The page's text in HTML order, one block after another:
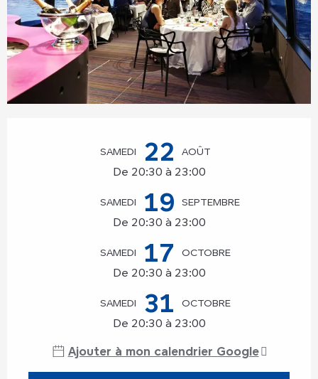
SAMEDI 22 AOÛT
De 20:30 à 23:00
SAMEDI 19 SEPTEMBRE
De 20:30 à 23:00
SAMEDI 17 OCTOBRE
De 20:30 à 23:00
SAMEDI 31 OCTOBRE
De 20:30 à 23:00
Ajouter à mon calendrier Google